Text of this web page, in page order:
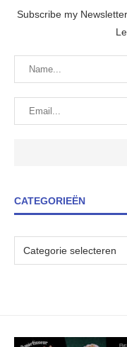
Subscribe my
CATEGORIEËN